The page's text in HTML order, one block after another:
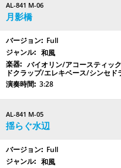
AL-841 M-06
月影橋
Full
和風
バイオリン/アコースティッ
ドクラップ/エレキベース/シンセド
3:28
AL-841 M-05
揺らぐ水辺
Full
和風